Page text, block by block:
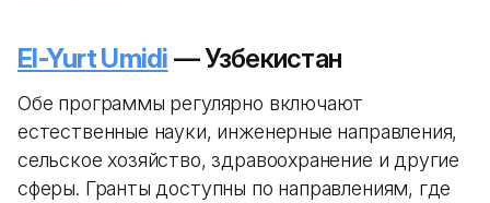
El-Yurt Umidi — Узбекистан
Обе программы регулярно включают
естественные науки, инженерные направления,
сельское хозяйство, здравоохранение и другие
сферы. Гранты доступны по направлениям, где